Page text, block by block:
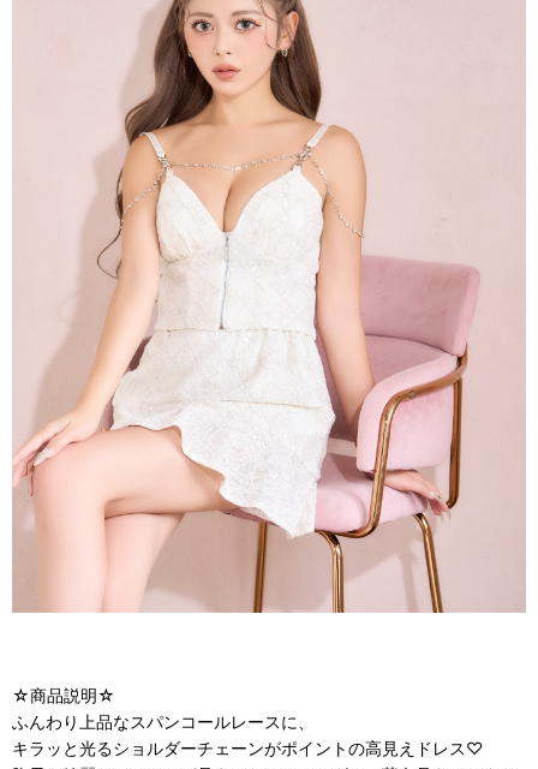
☆商品説明☆
ふんわり上品なスパンコールレースに、
キラッと光るショルダーチェーンがポイントの高見えドレス♡